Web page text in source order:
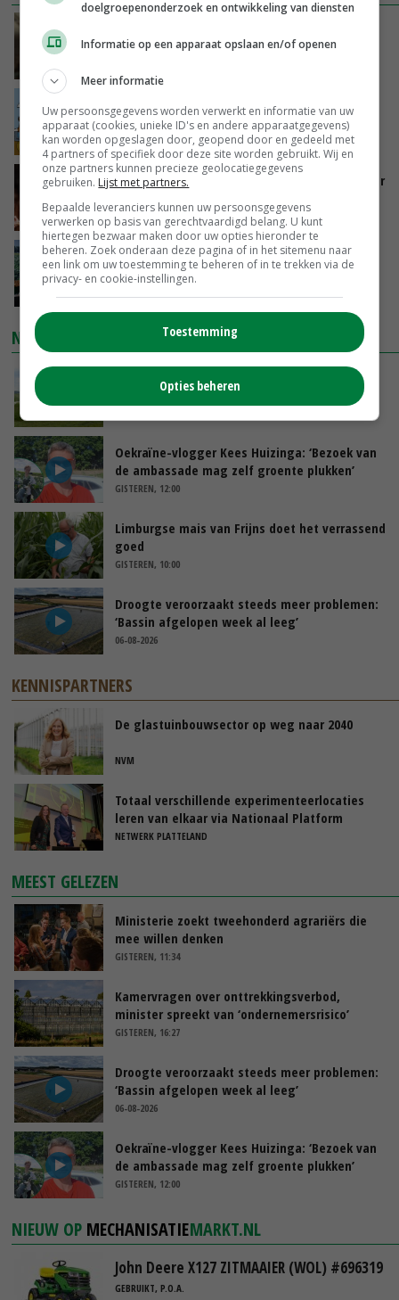
zorgen voor meer balans’
Internationale vraag naar geitenzuivel blijft
groot: Nederland in Europese top
VANDAAG, 15:33
Vlaamse varkensstapel krimpt, pluimveesector
groeit door schaalvergroting
VANDAAG, 15:20
‘Cijfer jezelf niet weg en doe vooral ook waar
je gelukkig van wordt’
NIEUWSTE VIDEO'S
POAH!: John Deere 7730
Oekraïne-vlogger Kees Huizinga: ‘Bezoek van
de ambassade mag zelf groente plukken’
GISTEREN, 12:00
Limburgse mais van Frijns doet het verrassend
goed
GISTEREN, 10:00
Droogte veroorzaakt steeds meer problemen:
‘Bassin afgelopen week al leeg’
06-08-2026
KENNISPARTNERS
De glastuinbouwsector op weg naar 2040
NVM
Totaal verschillende experimenteerlocaties
leren van elkaar via Nationaal Platform
NETWERK PLATTELAND
MEEST GELEZEN
Ministerie zoekt tweehonderd agrariërs die
mee willen denken
GISTEREN, 11:34
Kamervragen over onttrekkingsverbod,
minister spreekt van ‘ondernemersrisico’
GISTEREN, 16:27
Droogte veroorzaakt steeds meer problemen:
‘Bassin afgelopen week al leeg’
06-08-2026
Oekraïne-vlogger Kees Huizinga: ‘Bezoek van
de ambassade mag zelf groente plukken’
GISTEREN, 12:00
NIEUW OP MECHANISATIEMARKT.NL
John Deere X127 ZITMAAIER (WOL) #696319
GEBRUIKT, P.O.A.
doelgroepenonderzoek en ontwikkeling van diensten
Informatie op een apparaat opslaan en/of openen
Meer informatie
Uw persoonsgegevens worden verwerkt en informatie van uw
apparaat (cookies, unieke ID's en andere apparaatgegevens)
kan worden opgeslagen door, geopend door en gedeeld met
4 partners of specifiek door deze site worden gebruikt. Wij en
onze partners kunnen precieze geolocatiegegevens
gebruiken. Lijst met partners.
Bepaalde leveranciers kunnen uw persoonsgegevens
verwerken op basis van gerechtvaardigd belang. U kunt
hiertegen bezwaar maken door uw opties hieronder te
beheren. Zoek onderaan deze pagina of in het sitemenu naar
een link om uw toestemming te beheren of in te trekken via de
privacy- en cookie-instellingen.
Toestemming
Opties beheren